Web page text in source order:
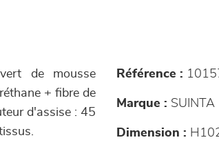
de mousse
+ fibre de
d'assise : 45
Référence :
Marque : SUINTA
Dimension :